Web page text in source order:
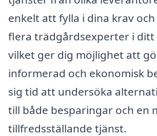
enkelt att fylla i dina krav
flera trädgårdsexperter i ditt
vilket ger dig möjlighet att
informerad och ekonomisk
sig tid att undersöka
till både besparingar och en
tillfredsställande tjänst.